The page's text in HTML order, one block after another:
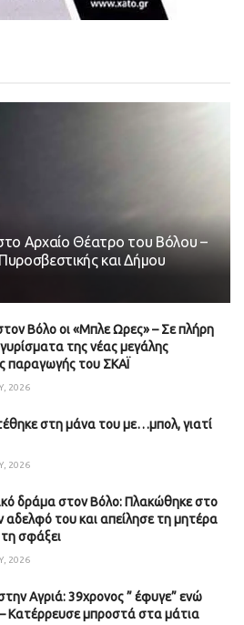
Αρχαίο Θέατρο του Βόλου –
και Δήμου
Βόλο οι «Μπλε Ωρες» – Σε πλήρη
της νέας μεγάλης
παραγωγής του ΣΚΑΪ
2026
στη μάνα του με…μπολ, γιατί
2026
δράμα στον Βόλο: Πλακώθηκε στο
αδελφό του και απείλησε τη μητέρα
σφάξει
2026
Αγριά: 39χρονος ” έφυγε” ενώ
Κατέρρευσε μπροστά στα μάτια